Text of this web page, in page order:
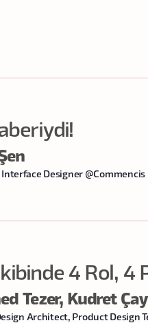
Designer @Commencis
4 Rol, 4
Tezer, Kudret
Architect, Product Design